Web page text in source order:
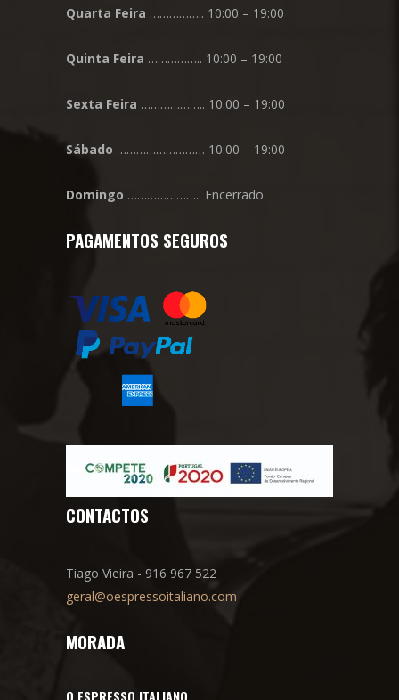
Quarta Feira …………….. 10:00 – 19:00
Quinta Feira …………….. 10:00 – 19:00
Sexta Feira ……………….. 10:00 – 19:00
Sábado ……………………… 10:00 – 19:00
Domingo ………………….. Encerrado
PAGAMENTOS SEGUROS
CONTACTOS
Tiago Vieira - 916 967 522
geral@oespressoitaliano.com
MORADA
O ESPRESSO ITALIANO